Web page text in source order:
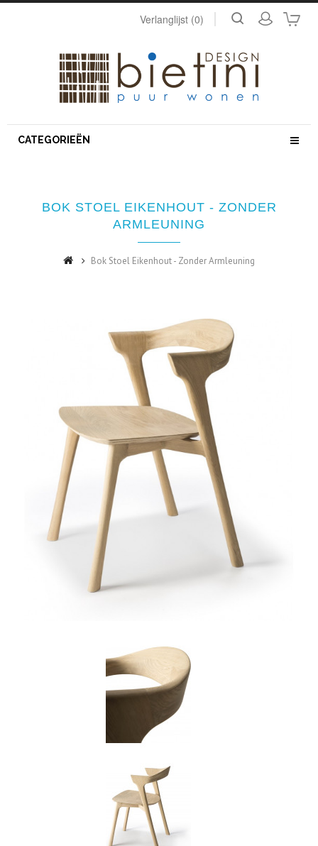
Verlanglijst (0)
CATEGORIEËN
BOK STOEL EIKENHOUT - ZONDER
ARMLEUNING
Bok Stoel Eikenhout - Zonder Armleuning